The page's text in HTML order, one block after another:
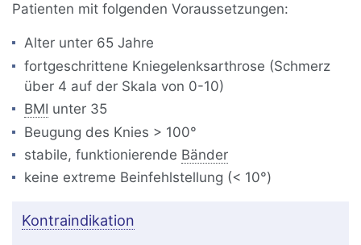
Patienten mit folgenden Voraussetzungen:
Alter unter 65 Jahre
fortgeschrittene Kniegelenksarthrose (Schmerz
über 4 auf der Skala von 0-10)
BMI unter 35
Beugung des Knies > 100°
stabile, funktionierende Bänder
keine extreme Beinfehlstellung (< 10°)
Kontraindikation